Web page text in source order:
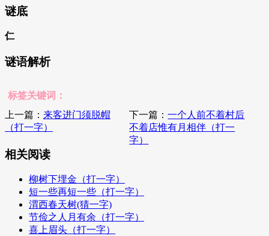
谜底
仁
谜语解析
标签关键词：
上一篇： 来客进门须脱帽
（打一字）
下一篇：一个人前不着村后
不着店惟有月相伴（打一
字）
相关阅读
柳树下埋金（打一字）
短一些再短一些（打一字）
渭西春天树(猜一字)
节俭之人月有余（打一字）
喜上眉头（打一字）